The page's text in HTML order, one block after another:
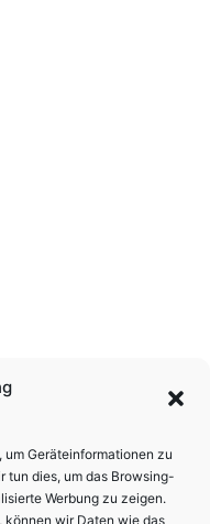
Geräteinformationen zu
tun dies, um das Browsing-
Werbung zu zeigen.
können wir Daten wie das